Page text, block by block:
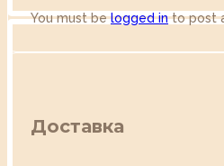
You must belogged into post
Доставка